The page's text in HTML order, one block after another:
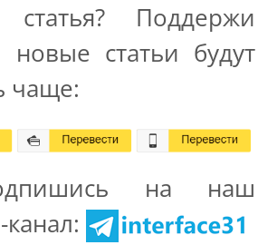
статья? Поддержи
новые статьи будут
чаще:
на наш